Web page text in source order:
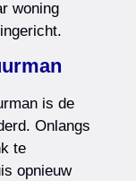
woning
is de
Onlangs
te
opnieuw